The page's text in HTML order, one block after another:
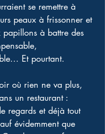
se remettre à
peaux à frissonner et
papillons à battre des
Et pourtant.
où rien ne va plus,
un restaurant :
regards et déjà tout
évidemment que